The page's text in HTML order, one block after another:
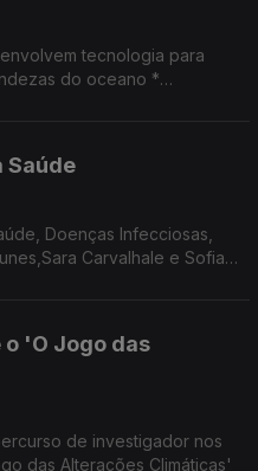
tecnologia para
do oceano *
Saúde
Doenças Infecciosas,
o 'O Jogo das
de investigador nos
das Alterações Climáticas'